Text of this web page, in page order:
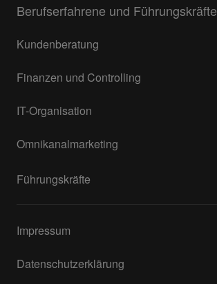
Berufserfahrene und Führungskräfte
Kundenberatung
Finanzen und Controlling
IT-Organisation
Omnikanalmarketing
Führungskräfte
Impressum
Datenschutzerklärung